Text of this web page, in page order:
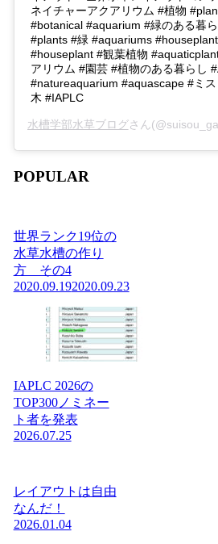
ネイチャーアクアリウム #植物
#botanical #aquarium #緑のある暮
#plants #緑 #aquariums
#houseplant #観葉植物
アリウム #園芸 #植物のある暮らし
#natureaquarium #aquascape #ミ
木 #IAPLC
水槽学部水草ブログさん(@suisou_gakubu)がシェ
POPULAR
世界ランク19位の
水草水槽の作り
方 その4
2020.09.192020.09.23
IAPLC 2026の
TOP300ノミネー
ト者を発表
2026.07.25
レイアウトは自由
なんだ！
2026.01.04